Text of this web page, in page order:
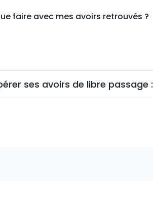
faire avec mes avoirs retrouvés ?
ses avoirs de libre passage :